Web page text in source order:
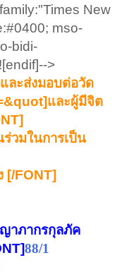
New
mso-
bidi-
>
ละส่งมอบต่อวัด
และผู้มีจิต
วมในการเป็น
[/FONT]
าภากรกุลภัค
88/1